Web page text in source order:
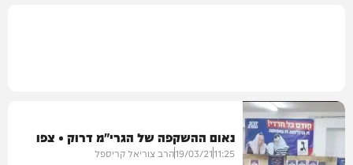
נאום ההשקפה של הגרי"מ דרוק • צפו
11:25
19/03/21הרב צוריאל קריספל